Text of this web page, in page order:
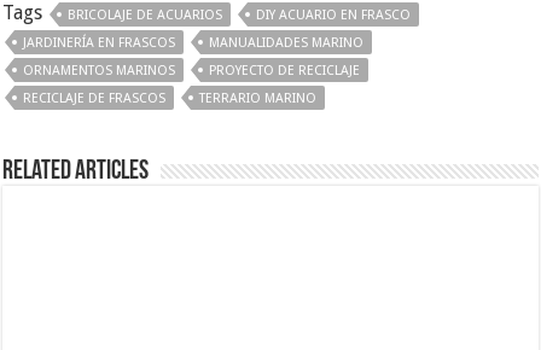
Tags BRICOLAJE DE ACUARIOS
DIY ACUARIO EN FRASCO
JARDINERÍA EN FRASCOS
MANUALIDADES MARINO
ORNAMENTOS MARINOS
PROYECTO DE RECICLAJE
RECICLAJE DE FRASCOS
TERRARIO MARINO
Related Articles